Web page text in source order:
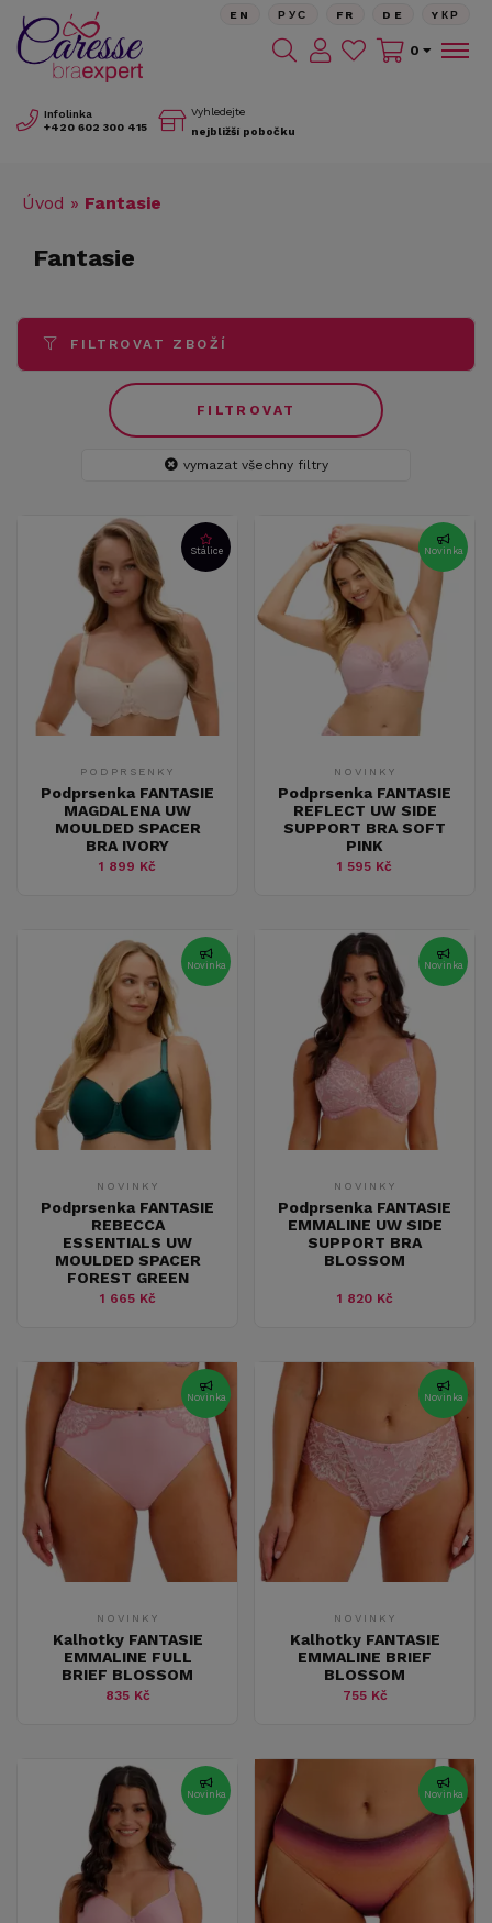
Infolinka
+420 602 300 415
Vyhledejte
nejbližší pobočku
EN РУС FR DE YКР
0
Úvod » Fantasie
Fantasie
FILTROVAT ZBOŽÍ
FILTROVAT
vymazat všechny filtry
Stálice
PODPRSENKY
Podprsenka FANTASIE
MAGDALENA UW
MOULDED SPACER
BRA IVORY
1 899 Kč
Novinka
NOVINKY
Podprsenka FANTASIE
REFLECT UW SIDE
SUPPORT BRA SOFT
PINK
1 595 Kč
Novinka
NOVINKY
Podprsenka FANTASIE
REBECCA
ESSENTIALS UW
MOULDED SPACER
FOREST GREEN
1 665 Kč
Novinka
NOVINKY
Podprsenka FANTASIE
EMMALINE UW SIDE
SUPPORT BRA
BLOSSOM
1 820 Kč
Novinka
NOVINKY
Kalhotky FANTASIE
EMMALINE FULL
BRIEF BLOSSOM
835 Kč
Novinka
NOVINKY
Kalhotky FANTASIE
EMMALINE BRIEF
BLOSSOM
755 Kč
Novinka Novinka